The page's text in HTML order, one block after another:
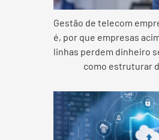
Gestão de telecom
é, por que empresas
linhas perdem dinheiro
como estruturar